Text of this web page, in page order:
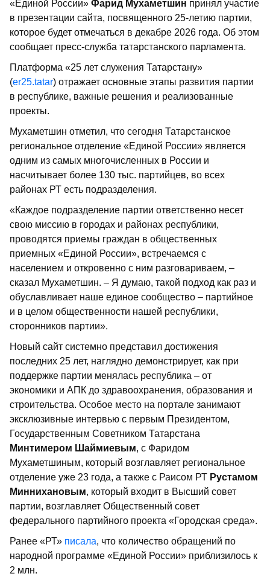
«Единой России» Фарид Мухаметшин принял участие
в презентации сайта, посвященного 25-летию партии,
которое будет отмечаться в декабре 2026 года. Об этом
сообщает пресс-служба татарстанского парламента.
Платформа «25 лет служения Татарстану»
(er25.tatar) отражает основные этапы развития партии
в республике, важные решения и реализованные
проекты.
Мухаметшин отметил, что сегодня Татарстанское
региональное отделение «Единой России» является
одним из самых многочисленных в России и
насчитывает более 130 тыс. партийцев, во всех
районах РТ есть подразделения.
«Каждое подразделение партии ответственно несет
свою миссию в городах и районах республики,
проводятся приемы граждан в общественных
приемных «Единой России», встречаемся с
населением и откровенно с ним разговариваем, –
сказал Мухаметшин. – Я думаю, такой подход как раз и
обуславливает наше единое сообщество – партийное
и в целом общественности нашей республики,
сторонников партии».
Новый сайт системно представил достижения
последних 25 лет, наглядно демонстрирует, как при
поддержке партии менялась республика – от
экономики и АПК до здравоохранения, образования и
строительства. Особое место на портале занимают
эксклюзивные интервью с первым Президентом,
Государственным Советником Татарстана
Минтимером Шаймиевым, с Фаридом
Мухаметшиным, который возглавляет региональное
отделение уже 23 года, а также с Раисом РТ Рустамом
Миннихановым, который входит в Высший совет
партии, возглавляет Общественный совет
федерального партийного проекта «Городская среда».
Ранее «РТ» писала, что количество обращений по
народной программе «Единой России» приблизилось к
2 млн.